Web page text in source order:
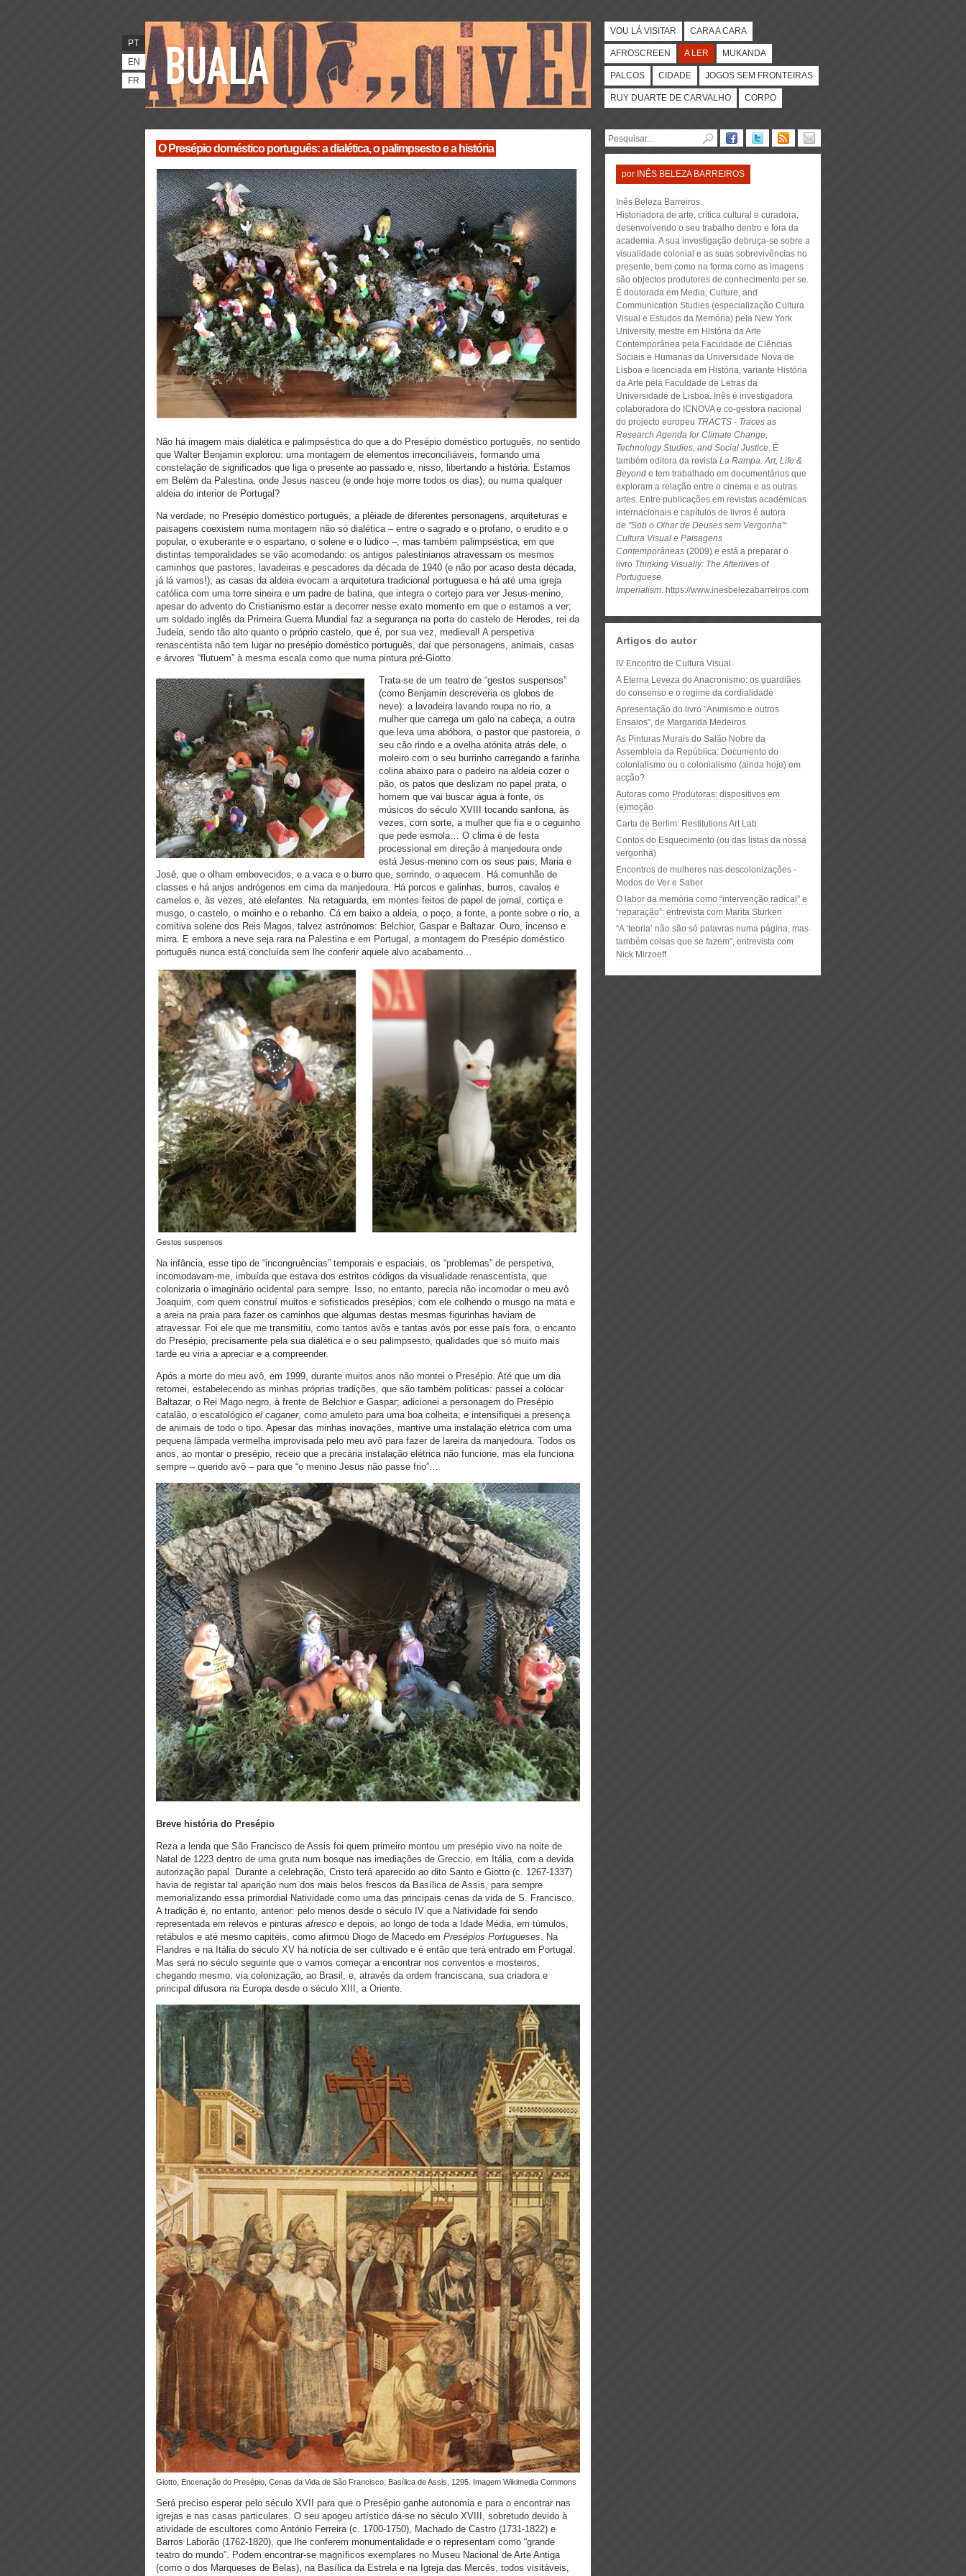
PT
EN
FR
VOU LÁ VISITAR CARA A CARA
AFROSCREEN A LER MUKANDA
PALCOS CIDADE JOGOS SEM FRONTEIRAS
RUY DUARTE DE CARVALHO CORPO
O Presépio doméstico português: a dialética, o palimpsesto e a história
Não há imagem mais dialética e palimpséstica do que a do Presépio doméstico português, no sentido
que Walter Benjamin explorou: uma montagem de elementos irreconciliáveis, formando uma
constelação de significados que liga o presente ao passado e, nisso, libertando a história. Estamos
em Belém da Palestina, onde Jesus nasceu (e onde hoje morre todos os dias), ou numa qualquer
aldeia do interior de Portugal?
Na verdade, no Presépio doméstico português, a plêiade de diferentes personagens, arquiteturas e
paisagens coexistem numa montagem não só dialética – entre o sagrado e o profano, o erudito e o
popular, o exuberante e o espartano, o solene e o lúdico –, mas também palimpséstica, em que
distintas temporalidades se vão acomodando: os antigos palestinianos atravessam os mesmos
caminhos que pastores, lavadeiras e pescadores da década de 1940 (e não por acaso desta década,
já lá vamos!); as casas da aldeia evocam a arquitetura tradicional portuguesa e há até uma igreja
católica com uma torre sineira e um padre de batina, que integra o cortejo para ver Jesus-menino,
apesar do advento do Cristianismo estar a decorrer nesse exato momento em que o estamos a ver;
um soldado inglês da Primeira Guerra Mundial faz a segurança na porta do castelo de Herodes, rei da
Judeia, sendo tão alto quanto o próprio castelo, que é, por sua vez, medieval! A perspetiva
renascentista não tem lugar no presépio doméstico português, daí que personagens, animais, casas
e árvores “flutuem” à mesma escala como que numa pintura pré-Giotto.
Trata-se de um teatro de “gestos suspensos”
(como Benjamin descreveria os globos de
neve): a lavadeira lavando roupa no rio, a
mulher que carrega um galo na cabeça, a outra
que leva uma abóbora, o pastor que pastoreia, o
seu cão rindo e a ovelha atónita atrás dele, o
moleiro com o seu burrinho carregando a farinha
colina abaixo para o padeiro na aldeia cozer o
pão, os patos que deslizam no papel prata, o
homem que vai buscar água à fonte, os
músicos do século XVIII tocando sanfona, às
vezes, com sorte, a mulher que fia e o ceguinho
que pede esmola… O clima é de festa
processional em direção à manjedoura onde
está Jesus-menino com os seus pais, Maria e
José, que o olham embevecidos, e a vaca e o burro que, sorrindo, o aquecem. Há comunhão de
classes e há anjos andrógenos em cima da manjedoura. Há porcos e galinhas, burros, cavalos e
camelos e, às vezes, até elefantes. Na retaguarda, em montes feitos de papel de jornal, cortiça e
musgo, o castelo, o moinho e o rebanho. Cá em baixo a aldeia, o poço, a fonte, a ponte sobre o rio, a
comitiva solene dos Reis Magos, talvez astrónomos: Belchior, Gaspar e Baltazar. Ouro, incenso e
mirra. E embora a neve seja rara na Palestina e em Portugal, a montagem do Presépio doméstico
português nunca está concluída sem lhe conferir aquele alvo acabamento…
Gestos suspensos
Na infância, esse tipo de “incongruências” temporais e espaciais, os “problemas” de perspetiva,
incomodavam-me, imbuída que estava dos estritos códigos da visualidade renascentista, que
colonizaria o imaginário ocidental para sempre. Isso, no entanto, parecia não incomodar o meu avô
Joaquim, com quem construí muitos e sofisticados presépios, com ele colhendo o musgo na mata e
a areia na praia para fazer os caminhos que algumas destas mesmas figurinhas haviam de
atravessar. Foi ele que me transmitiu, como tantos avôs e tantas avós por esse país fora, o encanto
do Presépio, precisamente pela sua dialética e o seu palimpsesto, qualidades que só muito mais
tarde eu viria a apreciar e a compreender.
Após a morte do meu avô, em 1999, durante muitos anos não montei o Presépio. Até que um dia
retomei, estabelecendo as minhas próprias tradições, que são também políticas: passei a colocar
Baltazar, o Rei Mago negro, à frente de Belchior e Gaspar; adicionei a personagem do Presépio
catalão, o escatológico el caganer, como amuleto para uma boa colheita; e intensifiquei a presença
de animais de todo o tipo. Apesar das minhas inovações, mantive uma instalação elétrica com uma
pequena lâmpada vermelha improvisada pelo meu avô para fazer de lareira da manjedoura. Todos os
anos, ao montar o presépio, receio que a precária instalação elétrica não funcione, mas ela funciona
sempre – querido avô – para que “o menino Jesus não passe frio”…
Breve história do Presépio
Reza a lenda que São Francisco de Assis foi quem primeiro montou um presépio vivo na noite de
Natal de 1223 dentro de uma gruta num bosque nas imediações de Greccio, em Itália, com a devida
autorização papal. Durante a celebração, Cristo terá aparecido ao dito Santo e Giotto (c. 1267-1337)
havia de registar tal aparição num dos mais belos frescos da Basílica de Assis, para sempre
memorializando essa primordial Natividade como uma das principais cenas da vida de S. Francisco.
A tradição é, no entanto, anterior: pelo menos desde o século IV que a Natividade foi sendo
representada em relevos e pinturas afresco e depois, ao longo de toda a Idade Média, em túmulos,
retábulos e até mesmo capitéis, como afirmou Diogo de Macedo em Presépios Portugueses. Na
Flandres e na Itália do século XV há notícia de ser cultivado e é então que terá entrado em Portugal.
Mas será no século seguinte que o vamos começar a encontrar nos conventos e mosteiros,
chegando mesmo, via colonização, ao Brasil, e, através da ordem franciscana, sua criadora e
principal difusora na Europa desde o século XIII, a Oriente.
Giotto, Encenação do Presépio, Cenas da Vida de São Francisco, Basílica de Assis, 1295. Imagem Wikimedia Commons
Será preciso esperar pelo século XVII para que o Presépio ganhe autonomia e para o encontrar nas
igrejas e nas casas particulares. O seu apogeu artístico dá-se no século XVIII, sobretudo devido à
atividade de escultores como António Ferreira (c. 1700-1750), Machado de Castro (1731-1822) e
Barros Laborão (1762-1820), que lhe conferem monumentalidade e o representam como “grande
teatro do mundo”. Podem encontrar-se magníficos exemplares no Museu Nacional de Arte Antiga
(como o dos Marqueses de Belas), na Basílica da Estrela e na Igreja das Mercês, todos visitáveis,
por INÊS BELEZA BARREIROS
Inês Beleza Barreiros.
Historiadora de arte, crítica cultural e curadora,
desenvolvendo o seu trabalho dentro e fora da
academia. A sua investigação debruça-se sobre a
visualidade colonial e as suas sobrevivências no
presente, bem como na forma como as imagens
são objectos produtores de conhecimento per se.
É doutorada em Media, Culture, and
Communication Studies (especialização Cultura
Visual e Estudos da Memória) pela New York
University, mestre em História da Arte
Contemporânea pela Faculdade de Ciências
Sociais e Humanas da Universidade Nova de
Lisboa e licenciada em História, variante História
da Arte pela Faculdade de Letras da
Universidade de Lisboa. Inês é investigadora
colaboradora do ICNOVA e co-gestora nacional
do projecto europeu TRACTS - Traces as
Research Agenda for Climate Change,
Technology Studies, and Social Justice. É
também editora da revista La Rampa. Art, Life &
Beyond e tem trabalhado em documentários que
exploram a relação entre o cinema e as outras
artes. Entre publicações em revistas académicas
internacionais e capítulos de livros é autora
de "Sob o Olhar de Deuses sem Vergonha":
Cultura Visual e Paisagens
Contemporâneas (2009) e está a preparar o
livro Thinking Visually: The Afterlives of
Portuguese
Imperialism. https://www.inesbelezabarreiros.com
Artigos do autor
IV Encontro de Cultura Visual
A Eterna Leveza do Anacronismo: os guardiães
do consenso e o regime da cordialidade
Apresentação do livro "Animismo e outros
Ensaios", de Margarida Medeiros
As Pinturas Murais do Salão Nobre da
Assembleia da República: Documento do
colonialismo ou o colonialismo (ainda hoje) em
acção?
Autoras como Produtoras: dispositivos em
(e)moção
Carta de Berlim: Restitutions Art Lab
Contos do Esquecimento (ou das listas da nossa
vergonha)
Encontros de mulheres nas descolonizações -
Modos de Ver e Saber
O labor da memória como “intervenção radical” e
“reparação”: entrevista com Marita Sturken
“A ‘teoria’ não são só palavras numa página, mas
também coisas que se fazem”, entrevista com
Nick Mirzoeff